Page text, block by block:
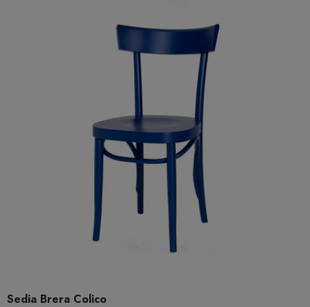
Sedia Brera Colico